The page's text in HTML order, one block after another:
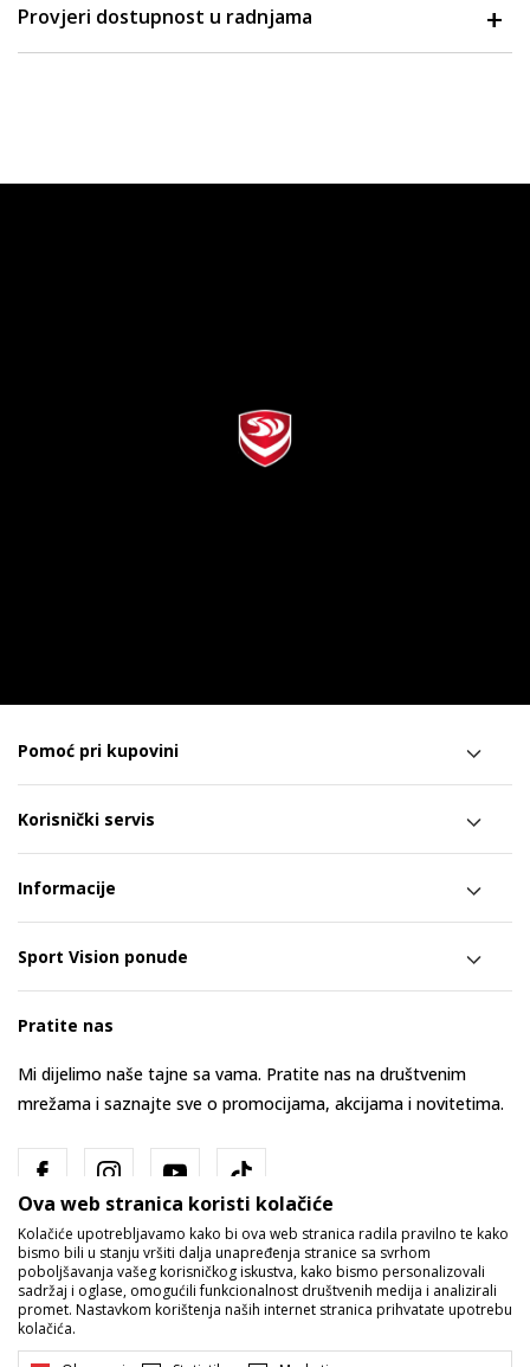
Provjeri dostupnost u radnjama
Pomoć pri kupovini
Korisnički servis
Informacije
Sport Vision ponude
Pratite nas
Mi dijelimo naše tajne sa vama. Pratite nas na društvenim
mrežama i saznajte sve o promocijama, akcijama i novitetima.
Bosna i Hercegovina Promijenite
Ova web stranica koristi kolačiće
Kolačiće upotrebljavamo kako bi ova web stranica radila pravilno te kako
bismo bili u stanju vršiti dalja unapređenja stranice sa svrhom
poboljšavanja vašeg korisničkog iskustva, kako bismo personalizovali
sadržaj i oglase, omogućili funkcionalnost društvenih medija i analizirali
promet. Nastavkom korištenja naših internet stranica prihvatate upotrebu
kolačića.